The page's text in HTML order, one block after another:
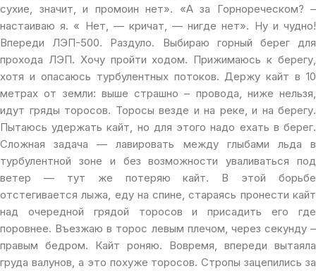
сухие, значит, и промоин нет». «А за Горнореческом? –
настаиваю я. « Нет, — кричат, — нигде нет». Ну и чудно!
Впереди ЛЭП-500. Раздуло. Выбираю горный берег для
прохода ЛЭП. Хочу пройти ходом. Прижимаюсь к берегу,
хотя и опасаюсь турбулентных потоков. Держу кайт в 10
метрах от земли: выше страшно – провода, ниже нельзя,
идут гряды торосов. Торосы везде и на реке, и на берегу.
Пытаюсь удержать кайт, но для этого надо ехать в берег.
Сложная задача — лавировать между глыбами льда в
турбулентной зоне и без возможности уваливаться под
ветер — тут же потеряю кайт. В этой борьбе
отстегивается лыжа, еду на спине, стараясь пронести кайт
над очередной грядой торосов и присадить его где
поровнее. Въезжаю в торос левым плечом, через секунду –
правым бедром. Кайт роняю. Вовремя, впереди вытаяла
груда валунов, а это похуже торосов. Стропы зацепились за